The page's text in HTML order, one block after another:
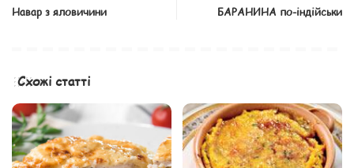
Навар з яловичини БАРАНИНА по-індійськи
Схожі статті